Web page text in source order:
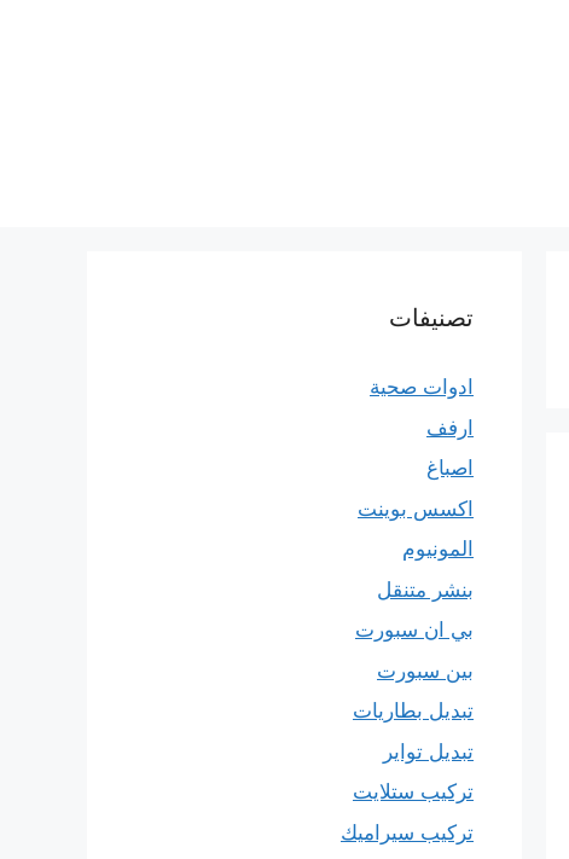
تصنيفات
ادوات صحية
ارفف
اصباغ
اكسس بوينت
المونيوم
بنشر متنقل
بي ان سبورت
بين سبورت
تبديل بطاريات
تبديل تواير
تركيب ستلايت
تركيب سيراميك